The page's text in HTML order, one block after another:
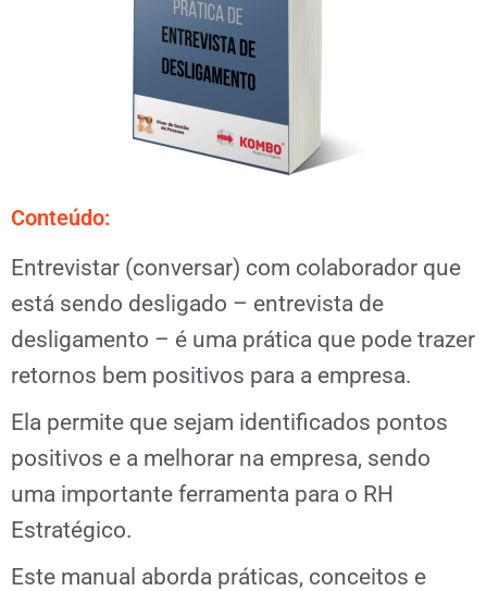
Conteúdo:
Entrevistar (conversar) com colaborador que
está sendo desligado – entrevista de
desligamento – é uma prática que pode trazer
retornos bem positivos para a empresa.
Ela permite que sejam identificados pontos
positivos e a melhorar na empresa, sendo
uma importante ferramenta para o RH
Estratégico.
Este manual aborda práticas, conceitos e